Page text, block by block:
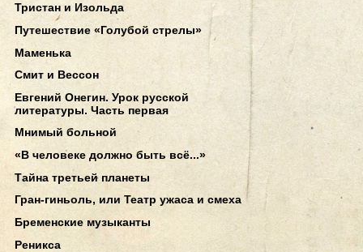
Тристан и Изольда
Путешествие «Голубой стрелы»
Маменька
Смит и Вессон
Евгений Онегин. Урок русской
литературы. Часть первая
Мнимый больной
«В человеке должно быть всё...»
Тайна третьей планеты
Гран-гиньоль, или Театр ужаса и смеха
Бременские музыканты
Реникса